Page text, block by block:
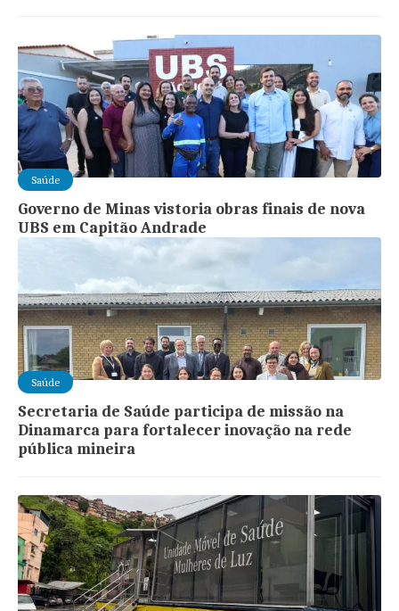
Saúde
Governo de Minas vistoria obras finais de nova
UBS em Capitão Andrade
Saúde
Secretaria de Saúde participa de missão na
Dinamarca para fortalecer inovação na rede
pública mineira